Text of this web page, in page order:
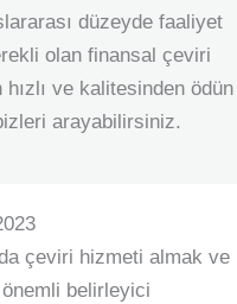
düzeyde faaliyet
olan finansal çeviri
ve kalitesinden ödün
arayabilirsiniz.
çeviri hizmeti almak ve
belirleyici